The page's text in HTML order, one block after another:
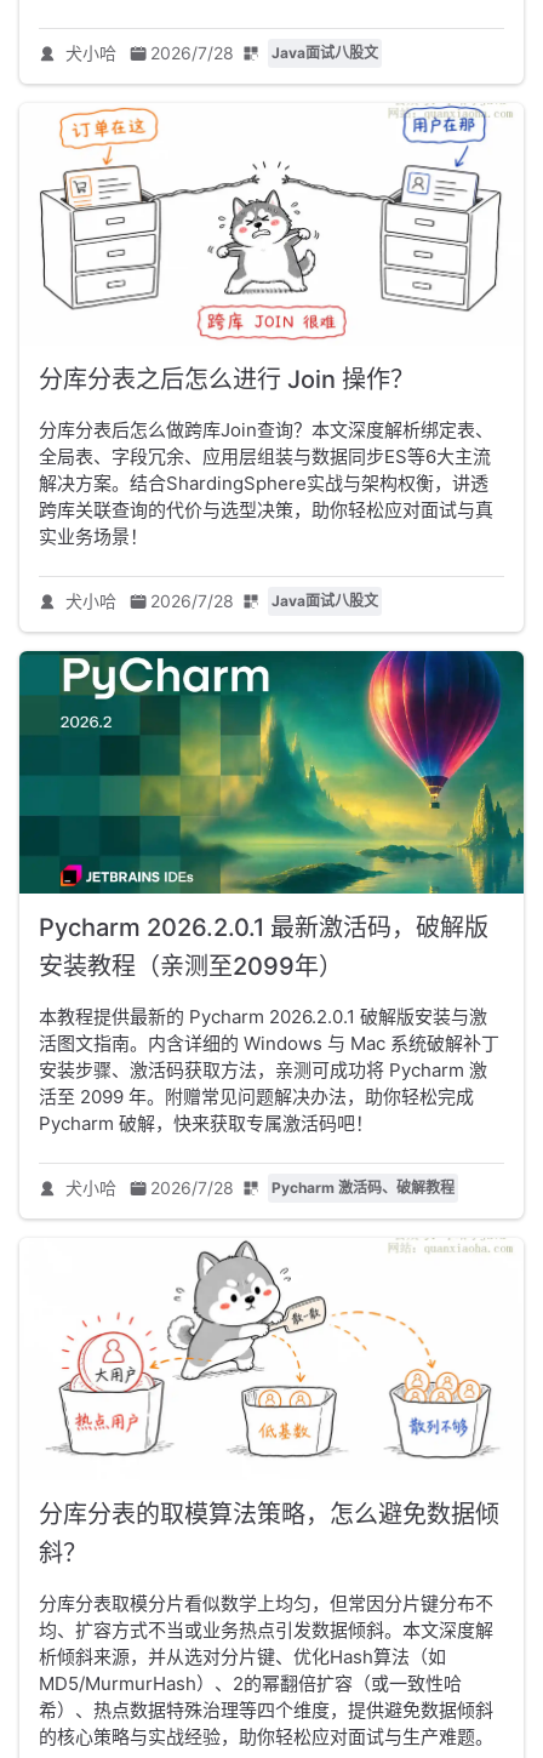
犬小哈 2026/7/28 Java面试八股文
分库分表之后怎么进行 Join 操作？
分库分表后怎么做跨库Join查询？本文深度解析绑定表、
全局表、字段冗余、应用层组装与数据同步ES等6大主流
解决方案。结合ShardingSphere实战与架构权衡，讲透
跨库关联查询的代价与选型决策，助你轻松应对面试与真
实业务场景！
犬小哈 2026/7/28 Java面试八股文
Pycharm 2026.2.0.1 最新激活码，破解版
安装教程（亲测至2099年）
本教程提供最新的 Pycharm 2026.2.0.1 破解版安装与激
活图文指南。内含详细的 Windows 与 Mac 系统破解补丁
安装步骤、激活码获取方法，亲测可成功将 Pycharm 激
活至 2099 年。附赠常见问题解决办法，助你轻松完成
Pycharm 破解，快来获取专属激活码吧！
犬小哈 2026/7/28 Pycharm 激活码、破解教程
分库分表的取模算法策略，怎么避免数据倾
斜？
分库分表取模分片看似数学上均匀，但常因分片键分布不
均、扩容方式不当或业务热点引发数据倾斜。本文深度解
析倾斜来源，并从选对分片键、优化Hash算法（如
MD5/MurmurHash）、2的幂翻倍扩容（或一致性哈
希）、热点数据特殊治理等四个维度，提供避免数据倾斜
的核心策略与实战经验，助你轻松应对面试与生产难题。